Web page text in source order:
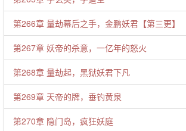
第266章 量劫幕后之手，金鹏妖君【第三更】
第267章 妖帝的杀意，一亿年的怒火
第268章 量劫起，黑狱妖君下凡
第269章 天帝的牌，垂钓黄泉
第270章 隐门岛，疯狂妖庭